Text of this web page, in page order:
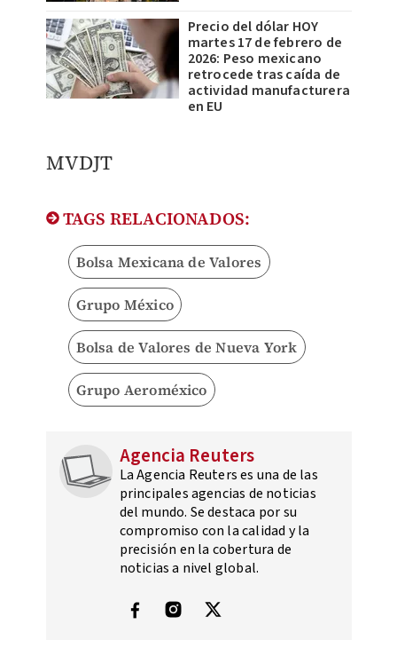
Precio del dólar HOY
martes 17 de febrero de
2026: Peso mexicano
retrocede tras caída de
actividad manufacturera
en EU
MVDJT
TAGS RELACIONADOS:
Bolsa Mexicana de Valores
Grupo México
Bolsa de Valores de Nueva York
Grupo Aeroméxico
Agencia Reuters
La Agencia Reuters es una de las
principales agencias de noticias
del mundo. Se destaca por su
compromiso con la calidad y la
precisión en la cobertura de
noticias a nivel global.